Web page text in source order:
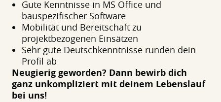
Gute Kenntnisse in MS Office und
bauspezifischer Software
Mobilität und Bereitschaft zu
projektbezogenen Einsätzen
Sehr gute Deutschkenntnisse runden dein
Profil ab
Neugierig geworden? Dann bewirb dich
ganz unkompliziert mit deinem Lebenslauf
bei uns!